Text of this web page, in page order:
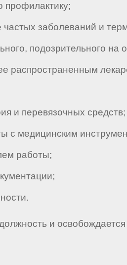
заболеваний и
подозрительного на
и перевязочных средств;
с медицинским
работы;
и